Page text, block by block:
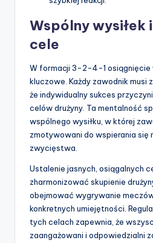
Wspólny wysiłek
cele
W formacji 3-2-4-1 osiągnięcie
kluczowe. Każdy zawodnik musi
że indywidualny sukces
celów drużyny. Ta mentalność
wspólnego wysiłku, w której
zmotywowani do wspierania się
zwycięstwa.
Ustalenie jasnych, osiągalnych
zharmonizować skupienie
obejmować wygrywanie
konkretnych umiejętności.
tych celach zapewnia, że
zaangażowani i odpowiedzialni